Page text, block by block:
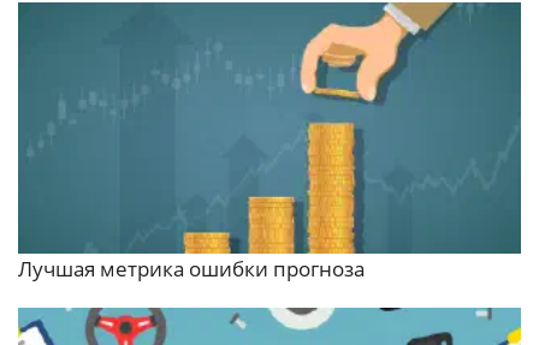
Лучшая метрика ошибки прогноза